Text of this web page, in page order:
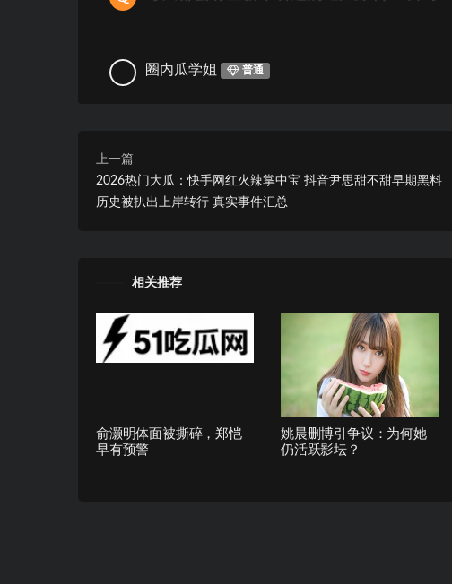
圈内瓜学姐 普通
上一篇
2026热门大瓜：快手网红火辣掌中宝 抖音尹思甜不甜早期黑料
历史被扒出上岸转行 真实事件汇总
相关推荐
俞灏明体面被撕碎，郑恺
早有预警
姚晨删博引争议：为何她
仍活跃影坛？